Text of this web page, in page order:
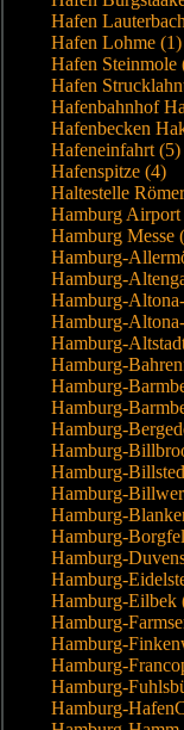
Hafen
Hafen Lohme (1)
Hafen Steinmole
Hafen
Hafenbahnhof
Hafenbecken
Hafeneinfahrt (5)
Hafenspitze (4)
Haltestelle
Hamburg Airport
Hamburg Messe
Hamburg-
Hamburg-
Hamburg-
Hamburg-
Hamburg-
Hamburg-
Hamburg-
Hamburg-
Hamburg-
Hamburg-
Hamburg-
Hamburg-
Hamburg-
Hamburg-
Hamburg-
Hamburg-
Hamburg-Eilbek
Hamburg-
Hamburg-
Hamburg-
Hamburg-
Hamburg-